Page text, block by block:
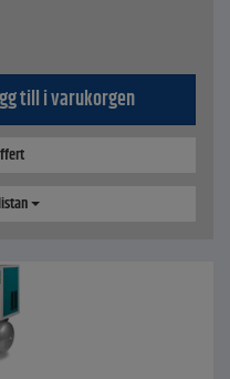
till i varukorgen